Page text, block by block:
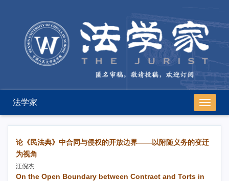
导
航
切
换
法学家
论《民法典》中合同与侵权的开放边界——以附随义务的变迁
为视角
汪倪杰
On the Open Boundary between Contract and Torts in